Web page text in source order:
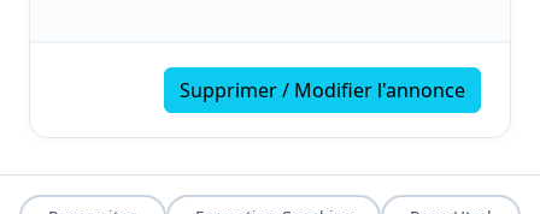
Supprimer / Modifier l'annonce